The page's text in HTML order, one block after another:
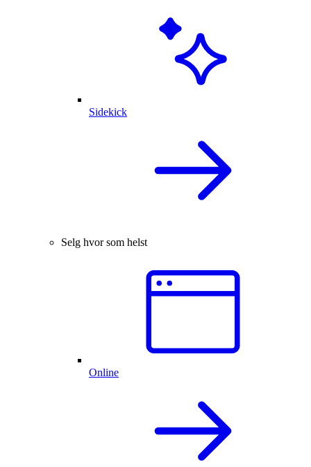
Sidekick
Selg hvor som helst
Online